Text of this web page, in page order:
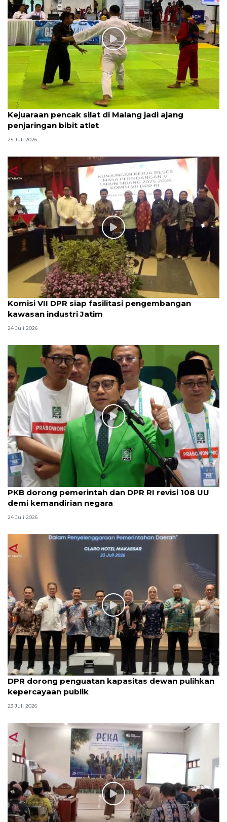
Kejuaraan pencak silat di Malang jadi ajang
penjaringan bibit atlet
25 Juli 2026
Komisi VII DPR siap fasilitasi pengembangan
kawasan industri Jatim
24 Juli 2026
PKB dorong pemerintah dan DPR RI revisi 108 UU
demi kemandirian negara
24 Juli 2026
DPR dorong penguatan kapasitas dewan pulihkan
kepercayaan publik
23 Juli 2026